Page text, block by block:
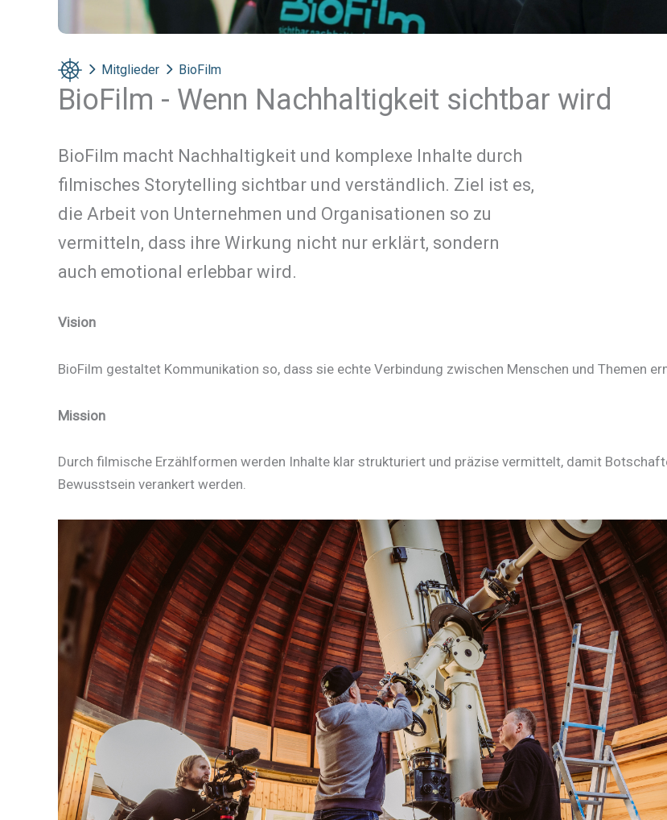
Mitglieder BioFilm
BioFilm - Wenn Nachhaltigkeit sichtbar wird
BioFilm macht Nachhaltigkeit und komplexe Inhalte durch
filmisches Storytelling sichtbar und verständlich. Ziel ist es,
die Arbeit von Unternehmen und Organisationen so zu
vermitteln, dass ihre Wirkung nicht nur erklärt, sondern
auch emotional erlebbar wird.
Vision
BioFilm gestaltet Kommunikation so, dass sie echte Verbindung zwischen Menschen und Themen
Mission
Durch filmische Erzählformen werden Inhalte klar strukturiert und präzise vermittelt, damit
Bewusstsein verankert werden.